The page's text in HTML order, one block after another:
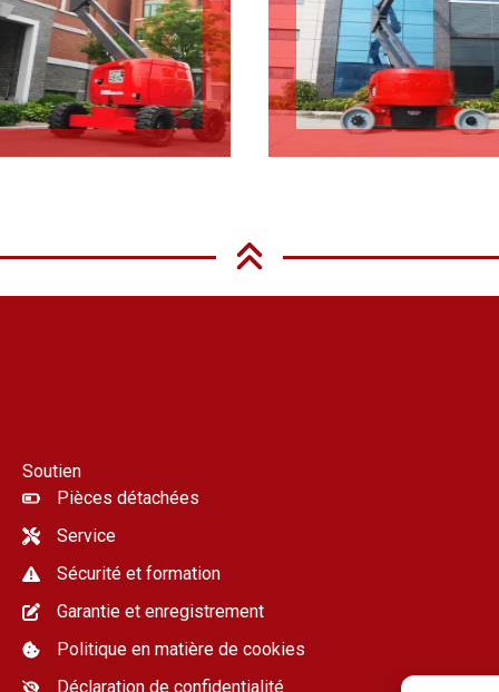
Entretien extérieur
Soutien
Pièces détachées
Service
Sécurité et formation
Garantie et enregistrement
Politique en matière de cookies
Déclaration de confidentialité